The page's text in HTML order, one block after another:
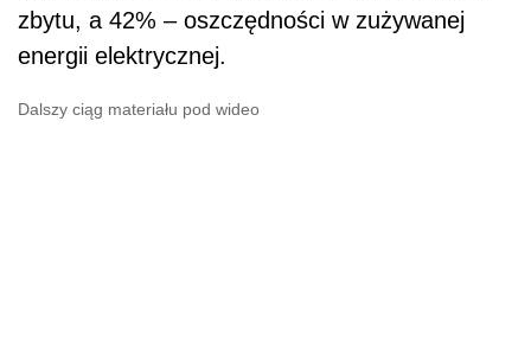
zbytu, a 42% – oszczędności w zużywanej
energii elektrycznej.
Dalszy ciąg materiału pod wideo